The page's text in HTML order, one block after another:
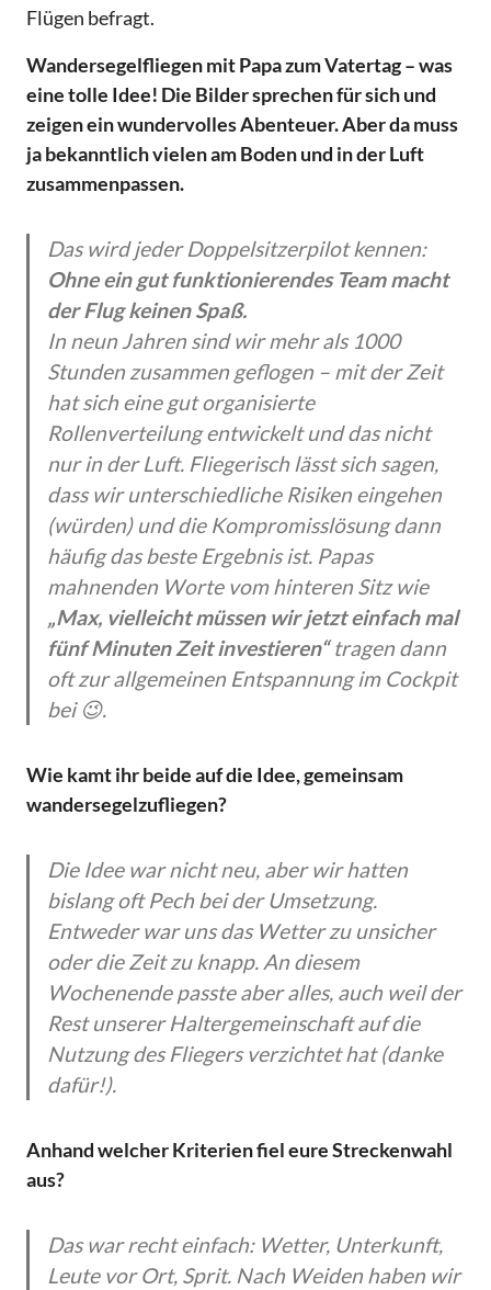
Flügen befragt.
Wandersegelfliegen mit Papa zum Vatertag – was
eine tolle Idee! Die Bilder sprechen für sich und
zeigen ein wundervolles Abenteuer. Aber da muss
ja bekanntlich vielen am Boden und in der Luft
zusammenpassen.
Das wird jeder Doppelsitzerpilot kennen:
Ohne ein gut funktionierendes Team macht
der Flug keinen Spaß.
In neun Jahren sind wir mehr als 1000
Stunden zusammen geflogen – mit der Zeit
hat sich eine gut organisierte
Rollenverteilung entwickelt und das nicht
nur in der Luft. Fliegerisch lässt sich sagen,
dass wir unterschiedliche Risiken eingehen
(würden) und die Kompromisslösung dann
häufig das beste Ergebnis ist. Papas
mahnenden Worte vom hinteren Sitz wie
„Max, vielleicht müssen wir jetzt einfach mal
fünf Minuten Zeit investieren“tragen dann
oft zur allgemeinen Entspannung im Cockpit
bei 😉.
Wie kamt ihr beide auf die Idee, gemeinsam
wandersegelzufliegen?
Die Idee war nicht neu, aber wir hatten
bislang oft Pech bei der Umsetzung.
Entweder war uns das Wetter zu unsicher
oder die Zeit zu knapp. An diesem
Wochenende passte aber alles, auch weil der
Rest unserer Haltergemeinschaft auf die
Nutzung des Fliegers verzichtet hat (danke
dafür!).
Anhand welcher Kriterien fiel eure Streckenwahl
aus?
Das war recht einfach: Wetter, Unterkunft,
Leute vor Ort, Sprit. Nach Weiden haben wir